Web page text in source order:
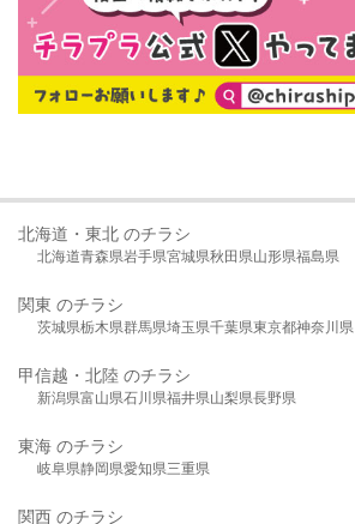
北海道・東北 のチラシ
北海道青森県岩手県宮城県秋田県山形県福島県
関東 のチラシ
茨城県栃木県群馬県埼玉県千葉県東京都神奈川県
甲信越・北陸 のチラシ
新潟県富山県石川県福井県山梨県長野県
東海 のチラシ
岐阜県静岡県愛知県三重県
関西 のチラシ